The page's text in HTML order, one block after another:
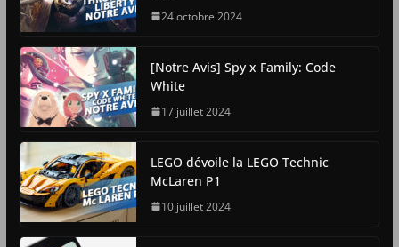
24 octobre 2024
[Notre Avis] Spy x Family: Code
White
17 juillet 2024
LEGO dévoile la LEGO Technic
McLaren P1
10 juillet 2024